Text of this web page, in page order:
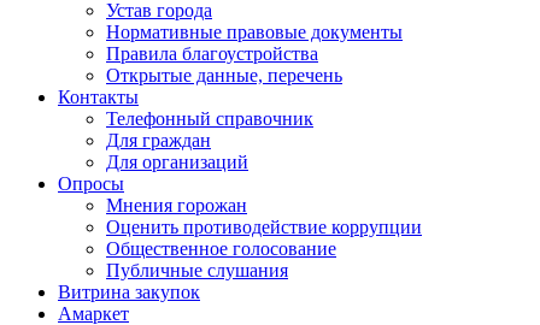
Устав города
Нормативные правовые документы
Правила благоустройства
Открытые данные, перечень
Контакты
Телефонный справочник
Для граждан
Для организаций
Опросы
Мнения горожан
Оценить противодействие коррупции
Общественное голосование
Публичные слушания
Витрина закупок
Амаркет